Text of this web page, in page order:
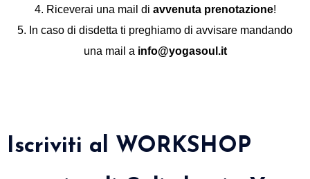
4. Riceverai una mail di avvenuta prenotazione!
5. In caso di disdetta ti preghiamo di avvisare mandando
una mail a info@yogasoul.it
Iscriviti al WORKSHOP